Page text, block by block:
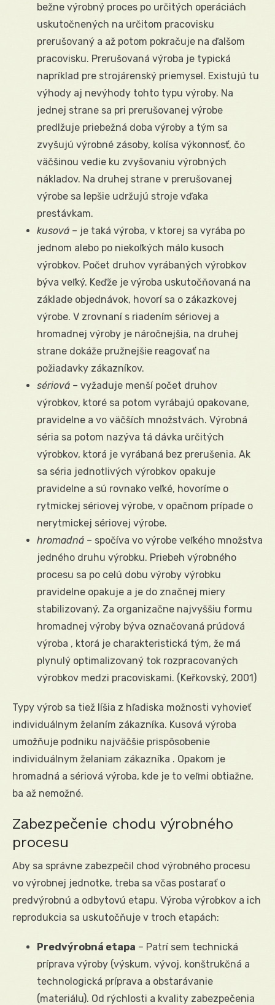
bežne výrobný proces po určitých operáciách
uskutočnených na určitom pracovisku
prerušovaný a až potom pokračuje na ďalšom
pracovisku. Prerušovaná výroba je typická
napríklad pre strojárenský priemysel. Existujú tu
výhody aj nevýhody tohto typu výroby. Na
jednej strane sa pri prerušovanej výrobe
predlžuje priebežná doba výroby a tým sa
zvyšujú výrobné zásoby, kolísa výkonnosť, čo
väčšinou vedie ku zvyšovaniu výrobných
nákladov. Na druhej strane v prerušovanej
výrobe sa lepšie udržujú stroje vďaka
prestávkam.
kusová – je taká výroba, v ktorej sa vyrába po
jednom alebo po niekoľkých málo kusoch
výrobkov. Počet druhov vyrábaných výrobkov
býva veľký. Keďže je výroba uskutočňovaná na
základe objednávok, hovorí sa o zákazkovej
výrobe. V zrovnaní s riadením sériovej a
hromadnej výroby je náročnejšia, na druhej
strane dokáže pružnejšie reagovať na
požiadavky zákazníkov.
sériová – vyžaduje menší počet druhov
výrobkov, ktoré sa potom vyrábajú opakovane,
pravidelne a vo väčších množstvách. Výrobná
séria sa potom nazýva tá dávka určitých
výrobkov, ktorá je vyrábaná bez prerušenia. Ak
sa séria jednotlivých výrobkov opakuje
pravidelne a sú rovnako veľké, hovoríme o
rytmickej sériovej výrobe, v opačnom prípade o
nerytmickej sériovej výrobe.
hromadná – spočíva vo výrobe veľkého množstva
jedného druhu výrobku. Priebeh výrobného
procesu sa po celú dobu výroby výrobku
pravidelne opakuje a je do značnej miery
stabilizovaný. Za organizačne najvyššiu formu
hromadnej výroby býva označovaná prúdová
výroba , ktorá je charakteristická tým, že má
plynulý optimalizovaný tok rozpracovaných
výrobkov medzi pracoviskami. (Keřkovský, 2001)
Typy výrob sa tiež líšia z hľadiska možnosti vyhovieť
individuálnym želaním zákazníka. Kusová výroba
umožňuje podniku najväčšie prispôsobenie
individuálnym želaniam zákazníka . Opakom je
hromadná a sériová výroba, kde je to veľmi obtiažne,
ba až nemožné.
Zabezpečenie chodu výrobného
procesu
Aby sa správne zabezpečil chod výrobného procesu
vo výrobnej jednotke, treba sa včas postarať o
predvýrobnú a odbytovú etapu. Výroba výrobkov a ich
reprodukcia sa uskutočňuje v troch etapách:
Predvýrobná etapa – Patrí sem technická
príprava výroby (výskum, vývoj, konštrukčná a
technologická príprava a obstarávanie
(materiálu). Od rýchlosti a kvality zabezpečenia